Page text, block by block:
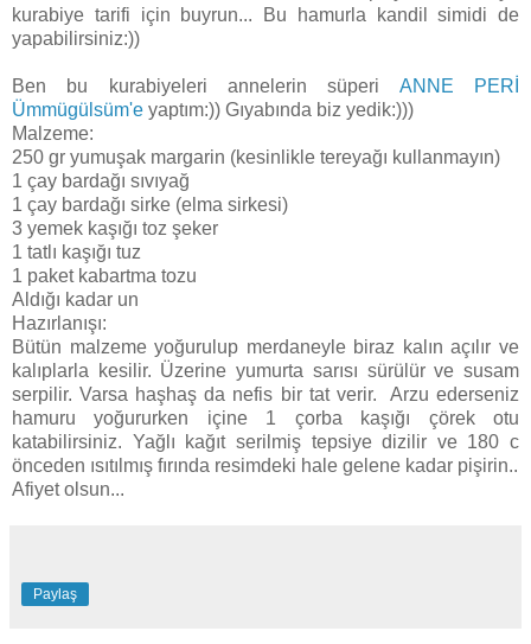
kurabiye tarifi için buyrun... Bu hamurla kandil simidi de
yapabilirsiniz:))
Ben bu kurabiyeleri annelerin süperi ANNE PERİ
Ümmügülsüm'e yaptım:)) Gıyabında biz yedik:)))
Malzeme:
250 gr yumuşak margarin (kesinlikle tereyağı kullanmayın)
1 çay bardağı sıvıyağ
1 çay bardağı sirke (elma sirkesi)
3 yemek kaşığı toz şeker
1 tatlı kaşığı tuz
1 paket kabartma tozu
Aldığı kadar un
Hazırlanışı:
Bütün malzeme yoğurulup merdaneyle biraz kalın açılır ve
kalıplarla kesilir. Üzerine yumurta sarısı sürülür ve susam
serpilir. Varsa haşhaş da nefis bir tat verir. Arzu ederseniz
hamuru yoğururken içine 1 çorba kaşığı çörek otu
katabilirsiniz. Yağlı kağıt serilmiş tepsiye dizilir ve 180 c
önceden ısıtılmış fırında resimdeki hale gelene kadar pişirin..
Afiyet olsun...
Paylaş